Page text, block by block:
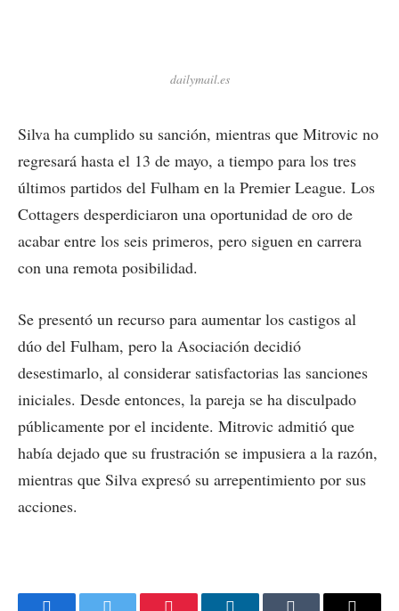
dailymail.es
Silva ha cumplido su sanción, mientras que Mitrovic no
regresará hasta el 13 de mayo, a tiempo para los tres
últimos partidos del Fulham en la Premier League. Los
Cottagers desperdiciaron una oportunidad de oro de
acabar entre los seis primeros, pero siguen en carrera
con una remota posibilidad.
Se presentó un recurso para aumentar los castigos al
dúo del Fulham, pero la Asociación decidió
desestimarlo, al considerar satisfactorias las sanciones
iniciales. Desde entonces, la pareja se ha disculpado
públicamente por el incidente. Mitrovic admitió que
había dejado que su frustración se impusiera a la razón,
mientras que Silva expresó su arrepentimiento por sus
acciones.